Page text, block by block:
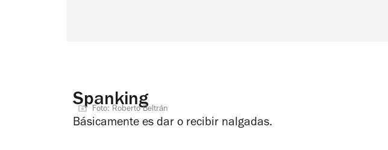
Spanking
Foto: Roberto Beltrán
Básicamente es dar o recibir nalgadas.